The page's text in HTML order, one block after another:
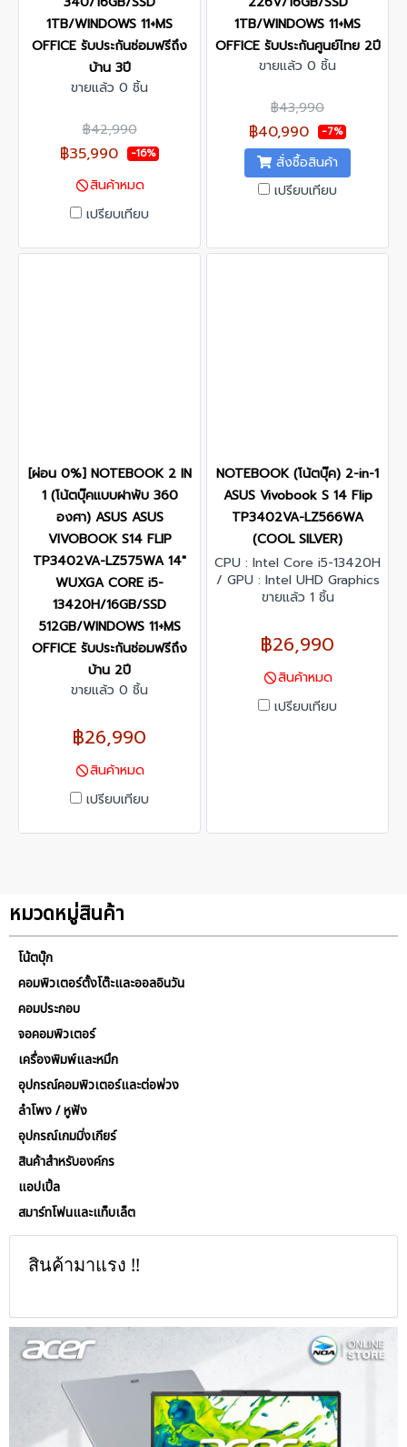
1TB/WINDOWS 11+MS
OFFICE รับประกันซ่อมฟรีถึง
บ้าน 3ปี
ขายแล้ว 0 ชิ้น
฿42,990
฿35,990 -16%
สินค้าหมด
เปรียบเทียบ
1TB/WINDOWS 11+MS
OFFICE รับประกันศูนย์ไทย 2ปี
ขายแล้ว 0 ชิ้น
฿43,990
฿40,990 -7%
สั่งซื้อสินค้า
เปรียบเทียบ
[ผ่อน 0%] NOTEBOOK 2 IN
1 (โน้ตบุ๊คแบบฝาพับ 360
องศา) ASUS ASUS
VIVOBOOK S14 FLIP
TP3402VA-LZ575WA 14"
WUXGA CORE i5-
13420H/16GB/SSD
512GB/WINDOWS 11+MS
OFFICE รับประกันซ่อมฟรีถึง
บ้าน 2ปี
ขายแล้ว 0 ชิ้น
฿26,990
สินค้าหมด
เปรียบเทียบ
NOTEBOOK (โน้ตบุ๊ค) 2-in-1
ASUS Vivobook S 14 Flip
TP3402VA-LZ566WA
(COOL SILVER)
CPU : Intel Core i5-13420H
/ GPU : Intel UHD Graphics
/ RAM : 8GB DDR4 on
/ SSD : 512GB M.2 NVMe
PCIe 4.0 / Display :14.0-
1200) 16:10 aspect ratio,
IPS-level Panel,Touch
ขายแล้ว 1 ชิ้น
฿26,990
สินค้าหมด
เปรียบเทียบ
หมวดหมู่สินค้า
โน้ตบุ๊ก
คอมพิวเตอร์ตั้งโต๊ะและออลอินวัน
คอมประกอบ
จอคอมพิวเตอร์
เครื่องพิมพ์และหมึก
อุปกรณ์คอมพิวเตอร์และต่อพ่วง
ลำโพง / หูฟัง
อุปกรณ์เกมมิ่งเกียร์
สินค้าสำหรับองค์กร
แอปเปิ้ล
สมาร์ทโฟนและแท็บเล็ต
สินค้ามาแรง !!